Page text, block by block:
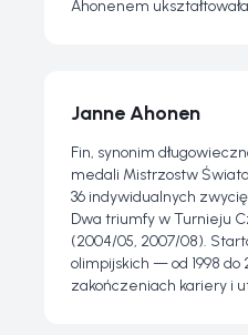
Ahonenem
Janne Ahonen
Fin, synonim
medali Mistrzostw
36 indywidualnych
Dwa triumfy w Turnieju
(2004/05, 2007/08).
olimpijskich — od 1998 do
zakończeniach kariery i